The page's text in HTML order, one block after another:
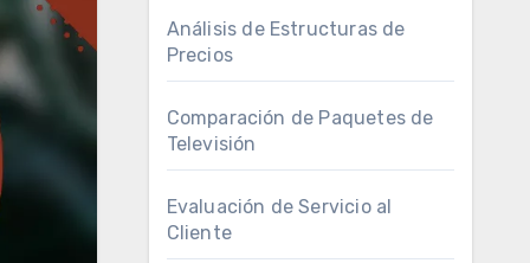
Análisis de Estructuras de
Precios
Comparación de Paquetes de
Televisión
Evaluación de Servicio al
Cliente